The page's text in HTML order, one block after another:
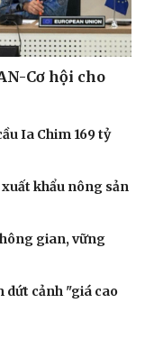
Cơ hội cho
Ia Chim 169 tỷ
khẩu nông sản
gian, vững
dứt cảnh "giá cao